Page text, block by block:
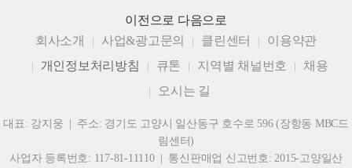
이전으로 다음으로
회사소개
사업&광고문의 클린센터
이용약관
개인정보처리방침
큐톤 지역별 채널번호
채용
오시는 길
대표: 강지웅 | 주소: 경기도 고양시 일산동구 호수로 596 (장항동 MBC드
림센터)
사업자 등록번호: 117-81-11110 | 통신판매업 신고번호: 2015-고양일산